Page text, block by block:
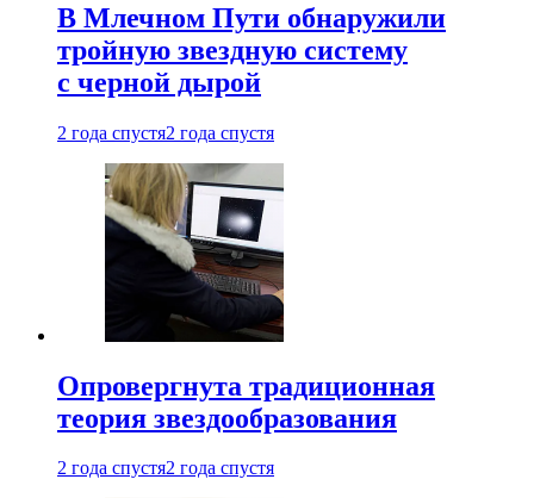
В Млечном Пути обнаружили
тройную звездную систему
с черной дырой
2 года спустя2 года спустя
Опровергнута традиционная
теория звездообразования
2 года спустя2 года спустя